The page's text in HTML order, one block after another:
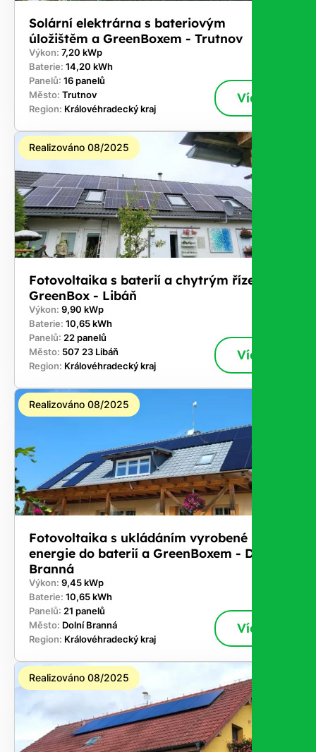
Solární elektrárna s bateriovým
úložištěm a GreenBoxem - Trutnov
Výkon: 7,20 kWp
Baterie: 14,20 kWh
Panelů: 16 panelů
Město: Trutnov
Region: Královéhradecký kraj
Více
Realizováno 08/2025
Fotovoltaika s baterií a chytrým řízením
GreenBox - Libáň
Výkon: 9,90 kWp
Baterie: 10,65 kWh
Panelů: 22 panelů
Město: 507 23 Libáň
Region: Královéhradecký kraj
Více
Realizováno 08/2025
Fotovoltaika s ukládáním vyrobené
energie do baterií a GreenBoxem - Dolní
Branná
Výkon: 9,45 kWp
Baterie: 10,65 kWh
Panelů: 21 panelů
Město: Dolní Branná
Region: Královéhradecký kraj
Více
Realizováno 08/2025